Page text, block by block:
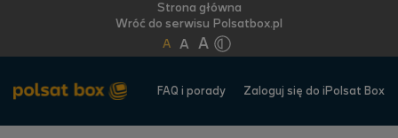
Strona główna
Wróć do serwisu Polsatbox.pl
A A A
FAQ i porady Zaloguj się do iPolsat Box